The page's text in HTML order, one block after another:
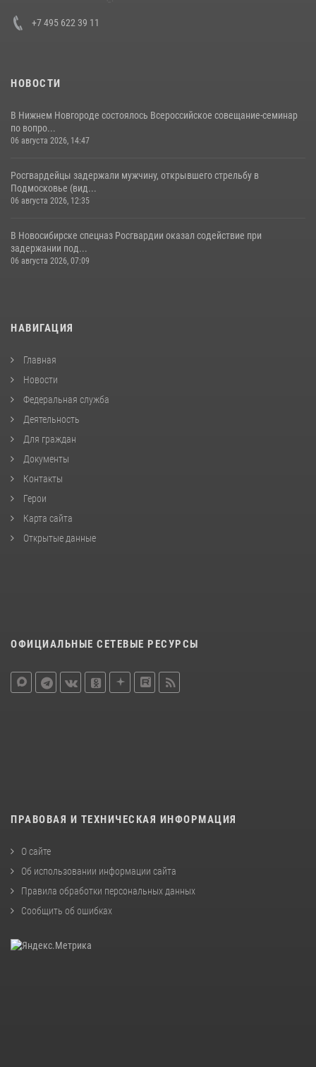
+7 495 622 39 11
НОВОСТИ
В Нижнем Новгороде состоялось Всероссийское совещание-семинар
по вопро...
06 августа 2026, 14:47
Росгвардейцы задержали мужчину, открывшего стрельбу в
Подмосковье (вид...
06 августа 2026, 12:35
В Новосибирске спецназ Росгвардии оказал содействие при
задержании под...
06 августа 2026, 07:09
НАВИГАЦИЯ
Главная
Новости
Федеральная служба
Деятельность
Для граждан
Документы
Контакты
Герои
Карта сайта
Открытые данные
ОФИЦИАЛЬНЫЕ СЕТЕВЫЕ РЕСУРСЫ
ПРАВОВАЯ И ТЕХНИЧЕСКАЯ ИНФОРМАЦИЯ
О сайте
Об использовании информации сайта
Правила обработки персональных данных
Сообщить об ошибках